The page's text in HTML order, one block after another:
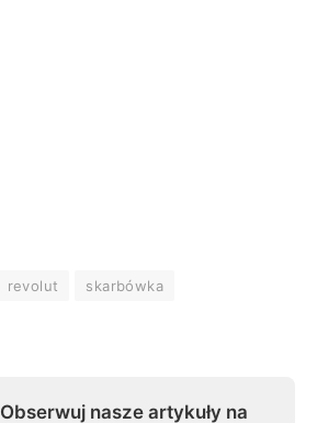
revolut
skarbówka
Obserwuj nasze artykuły na